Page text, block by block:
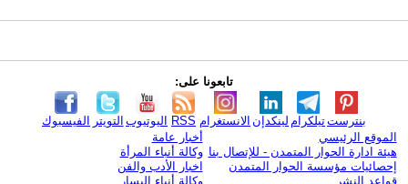
تابعونا على:
الفيسبوك التويتر اليوتيوب RSS الانستغرام لينكدإن تيلكرامبنترست
الموقع الرئيسي
هيئة ادارة الحوار المتمدن - للإتصال بنا
إحصائيات مؤسسة الحوار المتمدن
قواعد النشر
أخبار عامة
وكالة أنباء المرأة
اخبار الأدب والفن
وكالة أنباء اليسار